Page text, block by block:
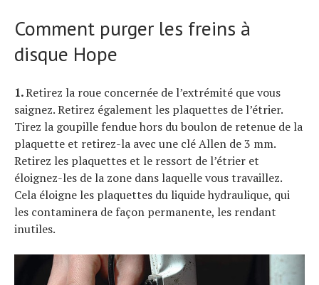
Comment purger les freins à
disque Hope
1.Retirez la roue concernée de l’extrémité que vous
saignez. Retirez également les plaquettes de l’étrier.
Tirez la goupille fendue hors du boulon de retenue de la
plaquette et retirez-la avec une clé Allen de 3 mm.
Retirez les plaquettes et le ressort de l’étrier et
éloignez-les de la zone dans laquelle vous travaillez.
Cela éloigne les plaquettes du liquide hydraulique, qui
les contaminera de façon permanente, les rendant
inutiles.
S
e
a
r
c
h
f
o
r
: